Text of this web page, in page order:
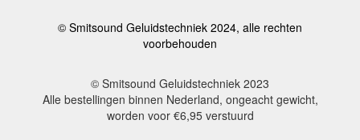
© Smitsound Geluidstechniek 2024, alle rechten
voorbehouden
© Smitsound Geluidstechniek 2023
Alle bestellingen binnen Nederland, ongeacht gewicht,
worden voor €6,95 verstuurd